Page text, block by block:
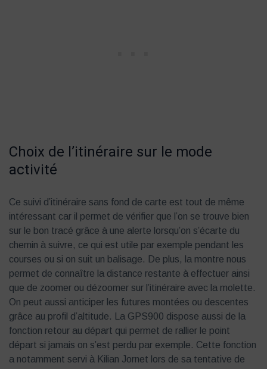
Choix de l’itinéraire sur le mode
activité
Ce suivi d’itinéraire sans fond de carte est tout de même
intéressant car il permet de vérifier que l’on se trouve bien
sur le bon tracé grâce à une alerte lorsqu’on s’écarte du
chemin à suivre, ce qui est utile par exemple pendant les
courses ou si on suit un balisage. De plus, la montre nous
permet de connaître la distance restante à effectuer ainsi
que de zoomer ou dézoomer sur l’itinéraire avec la molette.
On peut aussi anticiper les futures montées ou descentes
grâce au profil d’altitude. La GPS900 dispose aussi de la
fonction retour au départ qui permet de rallier le point
départ si jamais on s’est perdu par exemple. Cette fonction
a notamment servi à Kilian Jornet lors de sa tentative de